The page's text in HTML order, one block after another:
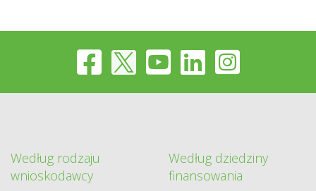
Według rodzaju
wnioskodawcy
Według dziedziny
finansowania